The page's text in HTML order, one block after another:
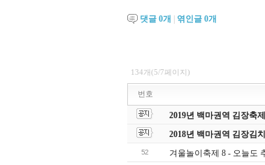
댓글 0개 엮인글 0개
134개(5/7페이지)
번호
2019년 백마권역 김장축제
2018년 백마권역 김장김치
52 겨울놀이축제 8 - 오늘도